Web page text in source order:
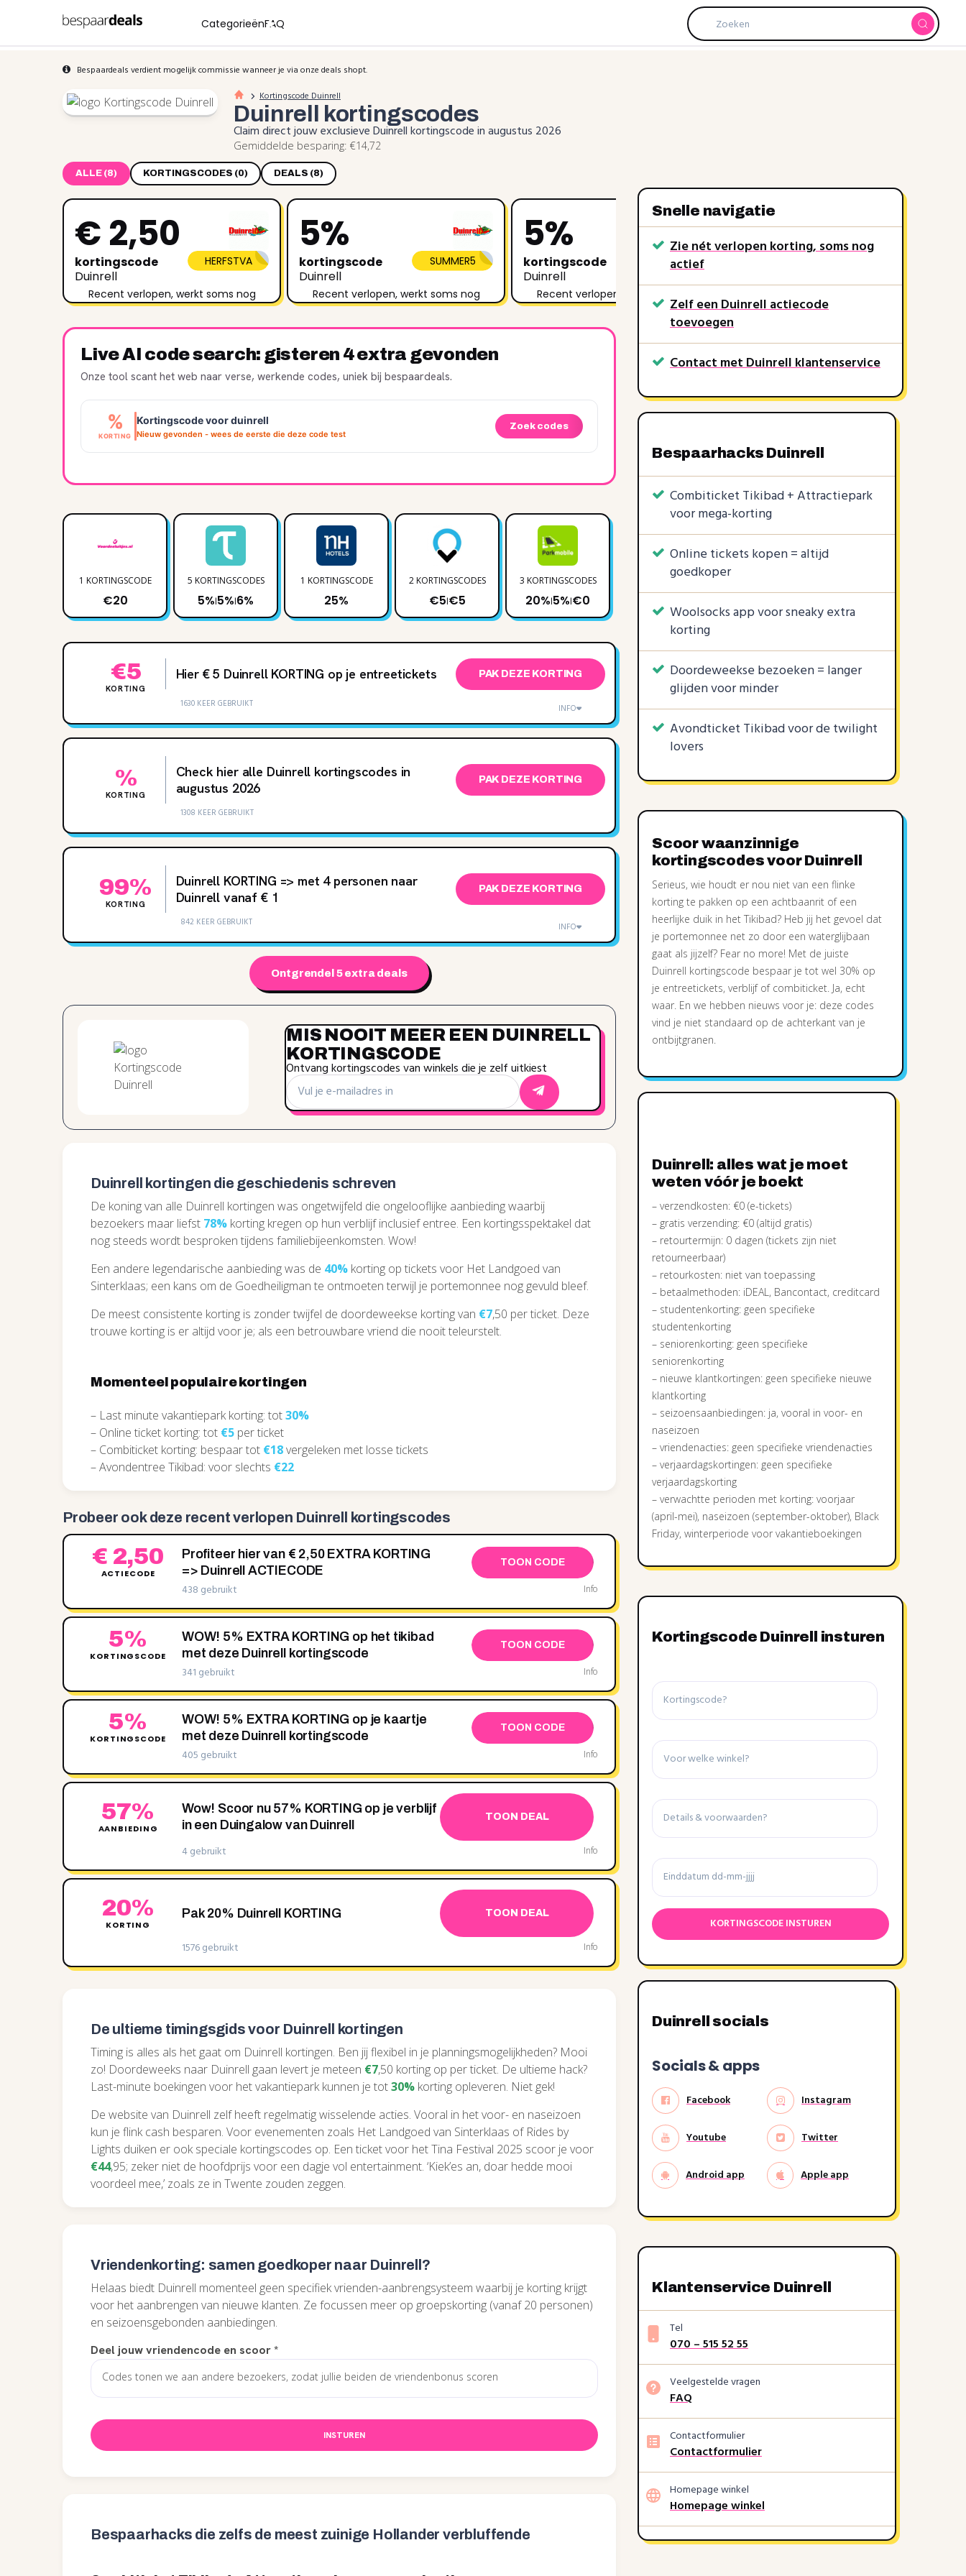
CategorieënFAQ
Bespaardeals verdient mogelijk commissie wanneer je via onze deals shopt.
Kortingscode Duinrell
Duinrell kortingscodes
Claim direct jouw exclusieve Duinrell kortingscode in augustus 2026
Gemiddelde besparing: €14,72
ALLE (8) KORTINGSCODES (0) DEALS (8)
€ 2,50
kortingscode
Duinrell
HERFSTVA
Recent verlopen, werkt soms nog
5%
kortingscode
Duinrell
SUMMER5
Recent verlopen, werkt soms nog
5%
kortingscode
Duinrell
SUMMER5
Recent verlopen, werkt soms nog
Live AI code search: gisteren 4 extra gevonden
Onze tool scant het web naar verse, werkende codes, uniek bij bespaardeals.
%
KORTING
Kortingscode voor duinrell
Nieuw gevonden - wees de eerste die deze code test
Zoek codes
1 KORTINGSCODE
€20
5 KORTINGSCODES
5%|5%|6%
1 KORTINGSCODE
25%
2 KORTINGSCODES
€5|€5
3 KORTINGSCODES
20%|5%|€0
1 KORTINGSCODE
€5
KORTING
Hier € 5 Duinrell KORTING op je entreetickets PAK DEZE KORTING
1630 KEER GEBRUIKT INFO
%
KORTING
Check hier alle Duinrell kortingscodes in
augustus 2026
PAK DEZE KORTING
1308 KEER GEBRUIKT
99%
KORTING
Duinrell KORTING => met 4 personen naar
Duinrell vanaf € 1
PAK DEZE KORTING
842 KEER GEBRUIKT INFO
Ontgrendel 5 extra deals
MIS NOOIT MEER EEN DUINRELL
KORTINGSCODE
Ontvang kortingscodes van winkels die je zelf uitkiest
Duinrell kortingen die geschiedenis schreven
De koning van alle Duinrell kortingen was ongetwijfeld die ongelooflijke aanbieding waarbij
bezoekers maar liefst 78% korting kregen op hun verblijf inclusief entree. Een kortingsspektakel dat
nog steeds wordt besproken tijdens familiebijeenkomsten. Wow!
Een andere legendarische aanbieding was de 40% korting op tickets voor Het Landgoed van
Sinterklaas; een kans om de Goedheiligman te ontmoeten terwijl je portemonnee nog gevuld bleef.
De meest consistente korting is zonder twijfel de doordeweekse korting van €7,50 per ticket. Deze
trouwe korting is er altijd voor je; als een betrouwbare vriend die nooit teleurstelt.
Momenteel populaire kortingen
– Last minute vakantiepark korting: tot30%
– Online ticket korting: tot €5 per ticket
– Combiticket korting: bespaar tot €18vergeleken met losse tickets
– Avondentree Tikibad: voor slechts €22
Probeer ook deze recentverlopen Duinrell kortingscodes
€ 2,50
ACTIECODE
Profiteer hier van € 2,50 EXTRA KORTING
=> Duinrell ACTIECODE
TOON CODE
438 gebruikt Info
5%
KORTINGSCODE
WOW! 5‌% EXTRA KORTING op het tikibad
met deze Duinrell kortingscode
TOON CODE
341 gebruikt Info
5%
KORTINGSCODE
WOW! 5‌% EXTRA KORTING op je kaartje
met deze Duinrell kortingscode
TOON CODE
405 gebruikt Info
57%
AANBIEDING
Wow! Scoor nu 57‌% KORTING op je verblijf
in een Duingalow van Duinrell
TOON DEAL
4 gebruikt Info
20%
KORTING
Pak 20% Duinrell KORTING TOON DEAL
1576 gebruikt Info
De ultieme timingsgids voor Duinrell kortingen
Timing is alles als het gaat om Duinrell kortingen. Ben jij flexibel in je planningsmogelijkheden? Mooi
zo! Doordeweeks naar Duinrell gaan levert je meteen €7,50 korting op per ticket. De ultieme hack?
Last-minute boekingen voor het vakantiepark kunnen je tot30% korting opleveren. Niet gek!
De website van Duinrell zelf heeft regelmatig wisselende acties. Vooral in het voor- en naseizoen
kun je flink cash besparen. Voor evenementen zoals Het Landgoed van Sinterklaas of Rides by
Lights duiken er ook speciale kortingscodes op. Een ticket voor het Tina Festival 2025 scoor je voor
€44,95; zeker niet de hoofdprijs voor een dagje vol entertainment. ‘Kiek’es an, doar hedde mooi
voordeel mee,’ zoals ze in Twente zouden zeggen.
Vriendenkorting: samen goedkoper naar Duinrell?
Helaas biedt Duinrell momenteel geen specifiek vrienden-aanbrengsysteem waarbij je korting krijgt
voor het aanbrengen van nieuwe klanten. Ze focussen meer op groepskorting (vanaf 20 personen)
en seizoensgebonden aanbiedingen.
Deel jouw vriendencode en scoor*
INSTUREN
Bespaarhacks die zelfs de meest zuinige Hollander verbluffende
Snelle navigatie
Zie nét verlopen korting, soms nog
actief
Zelf een Duinrell actiecode
toevoegen
Contact met Duinrell klantenservice
Bespaarhacks Duinrell
Combiticket Tikibad + Attractiepark
voor mega-korting
Online tickets kopen = altijd
goedkoper
Woolsocks app voor sneaky extra
korting
Doordeweekse bezoeken = langer
glijden voor minder
Avondticket Tikibad voor de twilight
lovers
Scoor waanzinnige
kortingscodes voor Duinrell
Serieus, wie houdt er nou niet van een flinke
korting te pakken op een achtbaanrit of een
heerlijke duik in het Tikibad? Heb jij het gevoel dat
je portemonnee net zo door een waterglijbaan
gaat als jijzelf? Fear no more! Met de juiste
Duinrell kortingscode bespaar je tot wel 30% op
je entreetickets, verblijf of combiticket. Ja, echt
waar. En we hebben nieuws voor je: deze codes
vind je niet standaard op de achterkant van je
ontbijtgranen.
Duinrell: alles wat je moet
weten vóór je boekt
– verzendkosten: €0 (e-tickets)
– gratis verzending: €0 (altijd gratis)
– retourtermijn: 0 dagen (tickets zijn niet
retourneerbaar)
– retourkosten: niet van toepassing
– betaalmethoden: iDEAL, Bancontact, creditcard
– studentenkorting: geen specifieke
studentenkorting
– seniorenkorting: geen specifieke
seniorenkorting
– nieuwe klantkortingen: geen specifieke nieuwe
klantkorting
– seizoensaanbiedingen: ja, vooral in voor- en
naseizoen
– vriendenacties: geen specifieke vriendenacties
– verjaardagskortingen: geen specifieke
verjaardagskorting
– verwachtte perioden met korting: voorjaar
(april-mei), naseizoen (september-oktober), Black
Friday, winterperiode voor vakantieboekingen
Kortingscode Duinrell insturen
Kortingscode
Winkel
Details
voorwaarden
Einddatum
Duinrell socials
Socials & apps
Facebook Instagram
Youtube Twitter
Android app Apple app
Klantenservice Duinrell
Tel
070 – 515 52 55
Veelgestelde vragen
FAQ
Contactformulier
Contactformulier
Homepage winkel
Homepage winkel